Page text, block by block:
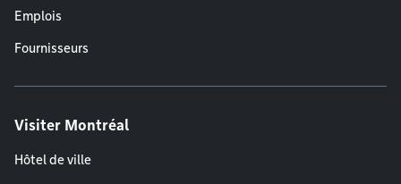
Emplois
Fournisseurs
Visiter Montréal
Hôtel de ville